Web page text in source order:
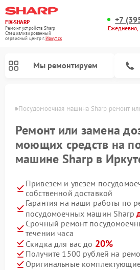
FIX-SHARP
Ремонт устройств Sharp
Специализированный
cервисный центр г.Иркутск
+7
Мы ремонтируем
Посудомоечная машина Sharp ремонт
Ремонт или замена
моющих средств на
машине Sharp в
Привезем и увезем
собственной доставкой
Гарантия на наши работы по
посудомоечных машин Sharp
Срочный ремонт
течении часа
Скидка для вас до 20%
Получите 1500 рублей на
Оригинальные